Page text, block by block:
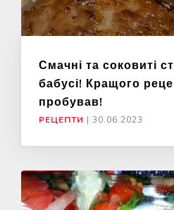
Смачні та соковиті
бабусі! Кращого
пробував!
РЕЦЕПТИ | 30.06.2023